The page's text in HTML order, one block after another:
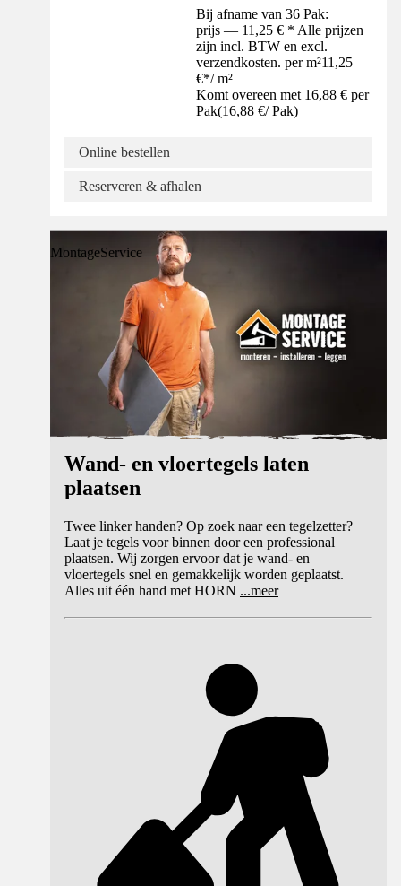
Bij afname van 36 Pak:
prijs — 11,25 € * Alle prijzen
zijn incl. BTW en excl.
verzendkosten. per m²11,25
€*/ m²
Komt overeen met 16,88 € per
Pak(16,88 €/ Pak)
Online bestellen
Reserveren & afhalen
MontageService
Wand- en vloertegels laten
plaatsen
Twee linker handen? Op zoek naar een tegelzetter?
Laat je tegels voor binnen door een professional
plaatsen. Wij zorgen ervoor dat je wand- en
vloertegels snel en gemakkelijk worden geplaatst.
Alles uit één hand met HORN ...meer